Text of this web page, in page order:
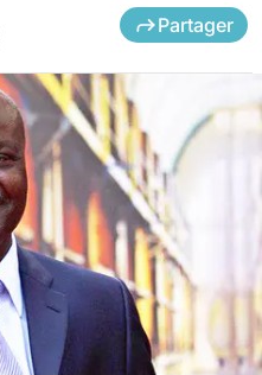
Partager